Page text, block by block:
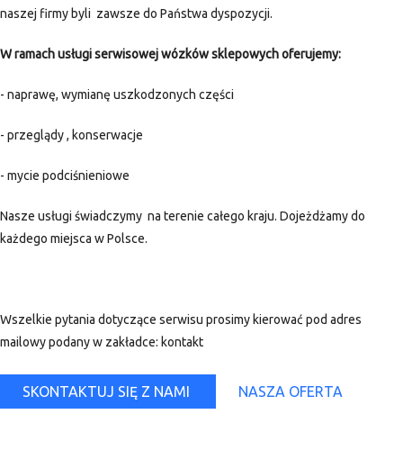
naszej firmy byli zawsze do Państwa dyspozycji.
W ramach usługi serwisowej wózków sklepowych oferujemy:
- naprawę, wymianę uszkodzonych części
- przeglądy , konserwacje
- mycie podciśnieniowe
Nasze usługi świadczymy na terenie całego kraju. Dojeżdżamy do
każdego miejsca w Polsce.
Wszelkie pytania dotyczące serwisu prosimy kierować pod adres
mailowy podany w zakładce: kontakt
SKONTAKTUJ SIĘ Z NAMI NASZA OFERTA